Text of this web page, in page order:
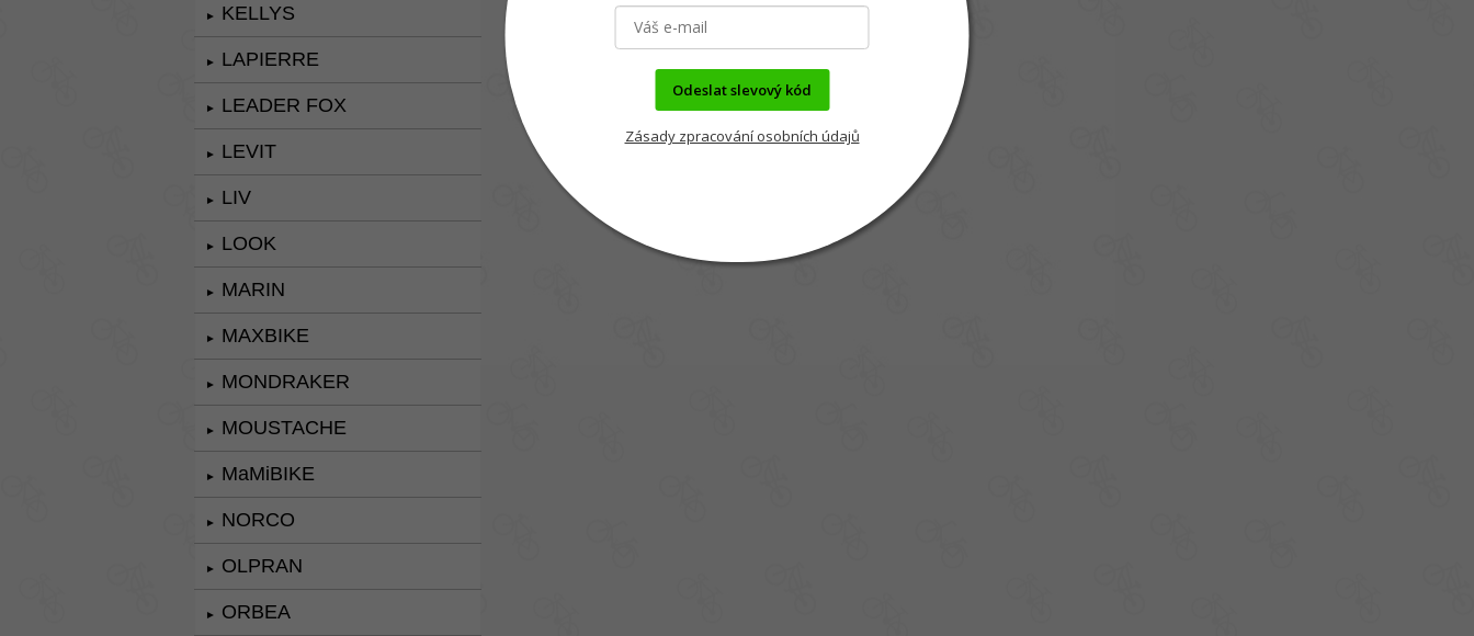
► KELLYS
► LAPIERRE
► LEADER FOX
► LEVIT
► LIV
► LOOK
► MARIN
► MAXBIKE
► MONDRAKER
► MOUSTACHE
► MaMiBIKE
► NORCO
► OLPRAN
► ORBEA
Odeslat slevový kód
Zásady zpracování osobních údajů